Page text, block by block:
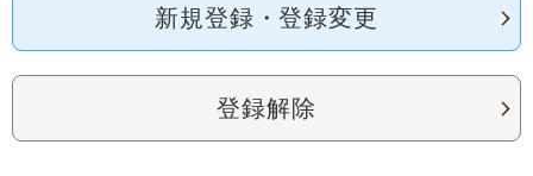
新規登録・登録変更
登録解除